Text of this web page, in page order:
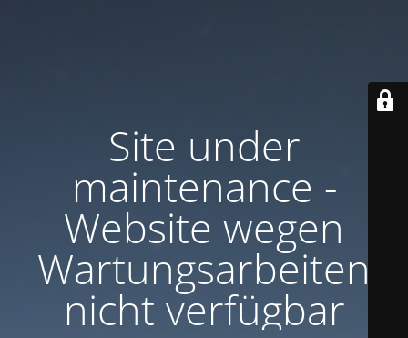
Site under
maintenance -
Website wegen
Wartungsarbeiten
nicht verfügbar